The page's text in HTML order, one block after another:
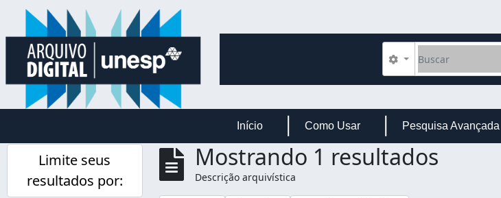
Skip to main content
Buscar
Opções de busca
Início Como Usar Pesquisa Avançada
Limite seus
resultados por:
Mostrando 1 resultados
Descrição arquivística